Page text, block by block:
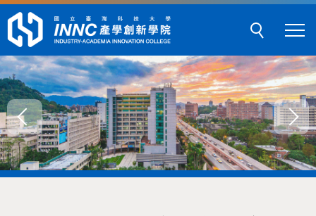
跳
主
要
內
容
區
塊